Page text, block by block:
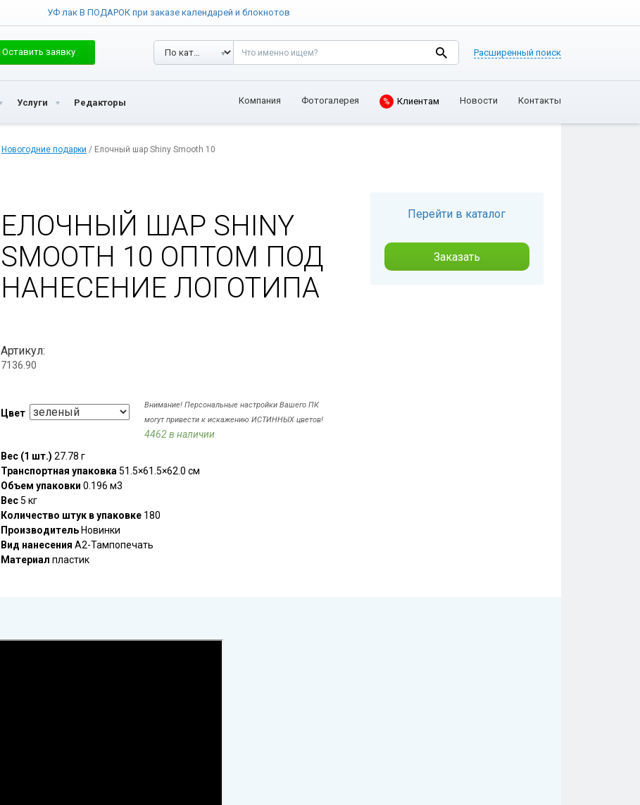
УФ лак В ПОДАРОК при заказе календарей и блокнотов
Оставить заявку Расширенный поиск
Услуги Редакторы Компания Фотогалерея % Клиентам Новости Контакты
Новогодние подарки / Елочный шар Shiny Smooth 10
ЕЛОЧНЫЙ ШАР SHINY
SMOOTH 10 ОПТОМ ПОД
НАНЕСЕНИЕ ЛОГОТИПА
Артикул:
7136.90
Цвет
Внимание! Персональные настройки Вашего ПК
могут привести к искажению ИСТИННЫХ цветов!
4462 в наличии
Вес (1 шт.) 27.78 г
Транспортная упаковка 51.5×61.5×62.0 см
Объем упаковки 0.196 м3
Вес5 кг
Количество штук в упаковке 180
Производитель Новинки
Вид нанесения A2-Тампопечать
Материал пластик
Перейти в каталог
Заказать